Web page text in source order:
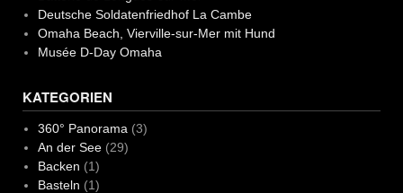
Deutsche Soldatenfriedhof La Cambe
Omaha Beach, Vierville-sur-Mer mit Hund
Musée D-Day Omaha
KATEGORIEN
360° Panorama (3)
An der See(29)
Backen (1)
Basteln (1)